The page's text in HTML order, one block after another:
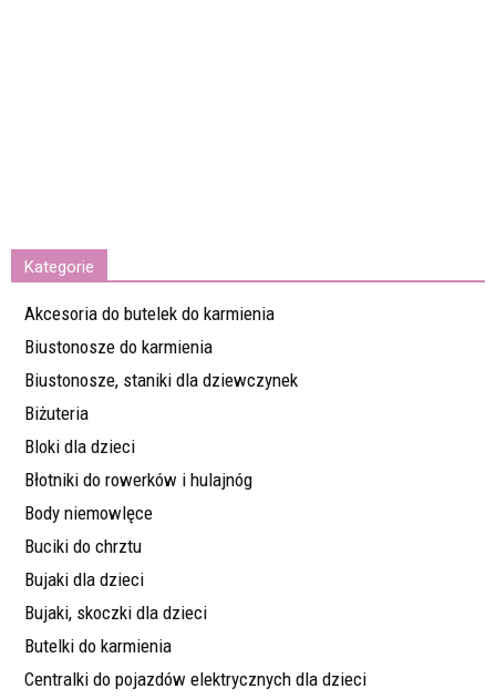
Kategorie
Akcesoria do butelek do karmienia
Biustonosze do karmienia
Biustonosze, staniki dla dziewczynek
Biżuteria
Bloki dla dzieci
Błotniki do rowerków i hulajnóg
Body niemowlęce
Buciki do chrztu
Bujaki dla dzieci
Bujaki, skoczki dla dzieci
Butelki do karmienia
Centralki do pojazdów elektrycznych dla dzieci